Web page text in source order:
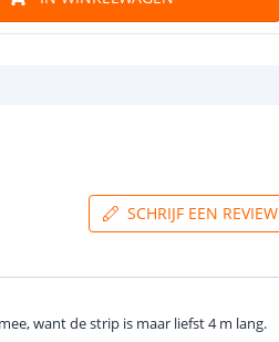
SCHRIJF EEN REVIEW
want de strip is maar liefst 4 m lang.